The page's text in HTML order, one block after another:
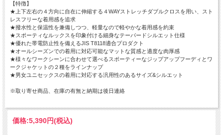
【特徴】
★上下左右の４方向に自在に伸縮する４WAYストレッチダブルクロスを用い、スト
レスフリーな着用感を追求
★撥水性と保温性を兼備しつつ、軽量なので軽やかな着用感を約束
★スポーティなルックスを印象付ける細身なテーパードシルエット仕様
★優れた帯電防止性を備えるJIS T8118適合プロダクト
★オールシーズンでの着用に対応可能なマットな質感と適度な肉厚感
★様々なワークシーンに合わせて選べるスポーティーなジップアップフーディとワ
ークジャケットの２種をラインナップ
★男女ユニセックスの着用に対応する汎用性のあるサイズ&シルエット
※取り寄せ商品、在庫の有無と納期は後日連絡
価格:5,390円(税込)